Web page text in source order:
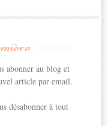
abonner au blog et
article par email.
désabonner à tout